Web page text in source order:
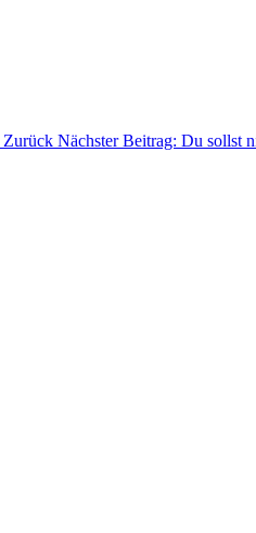
Zurück Nächster Beitrag: Du sollst